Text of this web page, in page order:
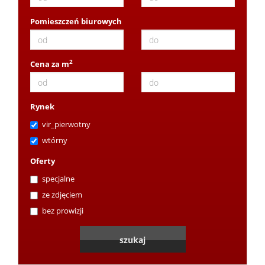
Pomieszczeń biurowych
Cena za m2
Rynek
vir_pierwotny
wtórny
Oferty
specjalne
ze zdjęciem
bez prowizji